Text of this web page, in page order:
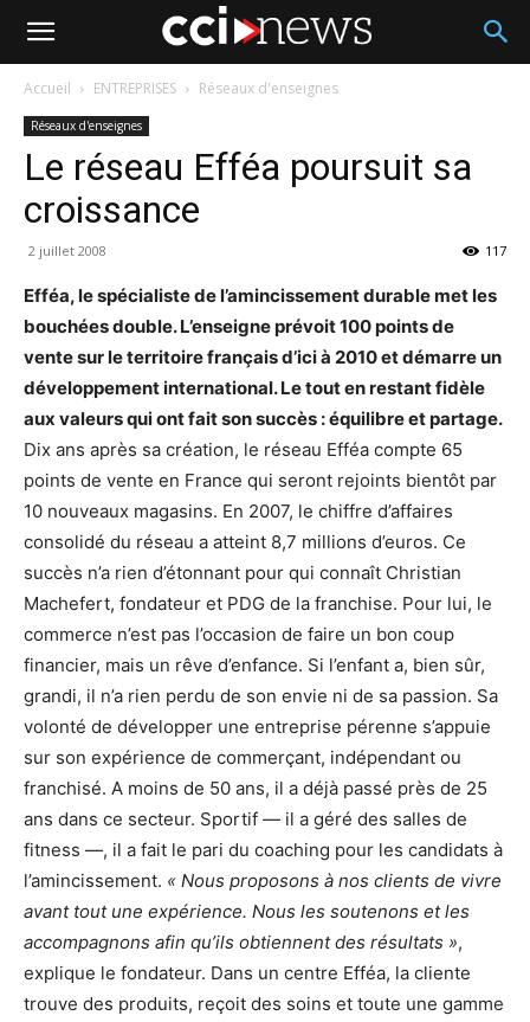
Accueil ENTREPRISES Réseaux d'enseignes
Réseaux d'enseignes
Le réseau Efféa poursuit sa
croissance
2 juillet 2008 117
Efféa, le spécialiste de l’amincissement durable met les
bouchées double. L’enseigne prévoit 100 points de
vente sur le territoire français d’ici à 2010 et démarre un
développement international. Le tout en restant fidèle
aux valeurs qui ont fait son succès : équilibre et partage.
Dix ans après sa création, le réseau Efféa compte 65
points de vente en France qui seront rejoints bientôt par
10 nouveaux magasins. En 2007, le chiffre d’affaires
consolidé du réseau a atteint 8,7 millions d’euros. Ce
succès n’a rien d’étonnant pour qui connaît Christian
Machefert, fondateur et PDG de la franchise. Pour lui, le
commerce n’est pas l’occasion de faire un bon coup
financier, mais un rêve d’enfance. Si l’enfant a, bien sûr,
grandi, il n’a rien perdu de son envie ni de sa passion. Sa
volonté de développer une entreprise pérenne s’appuie
sur son expérience de commerçant, indépendant ou
franchisé. A moins de 50 ans, il a déjà passé près de 25
ans dans ce secteur. Sportif — il a géré des salles de
fitness —, il a fait le pari du coaching pour les candidats à
l’amincissement. « Nous proposons à nos clients de vivre
avant tout une expérience. Nous les soutenons et les
accompagnons afin qu’ils obtiennent des résultats »,
explique le fondateur. Dans un centre Efféa, la cliente
trouve des produits, reçoit des soins et toute une gamme